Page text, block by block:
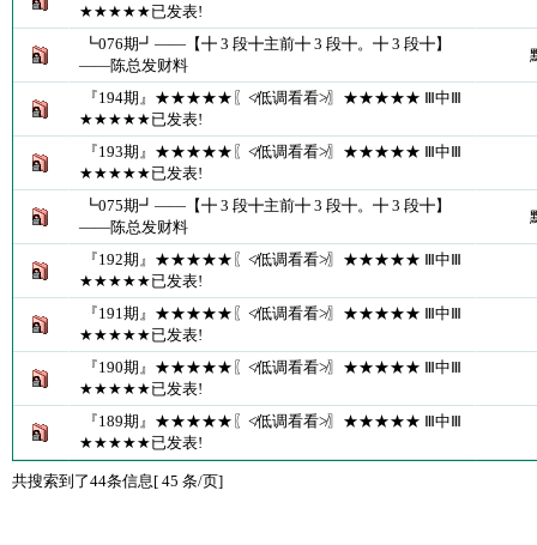
★★★★★已发表!
┗076期┛――【╋ 3 段╋主前╋ 3 段╋。╋ 3 段╋】
――陈总发财料
『194期』★★★★★〖≮低调看看≯〗★★★★★ Ⅲ中Ⅲ
★★★★★已发表!
『193期』★★★★★〖≮低调看看≯〗★★★★★ Ⅲ中Ⅲ
★★★★★已发表!
┗075期┛――【╋ 3 段╋主前╋ 3 段╋。╋ 3 段╋】
――陈总发财料
『192期』★★★★★〖≮低调看看≯〗★★★★★ Ⅲ中Ⅲ
★★★★★已发表!
『191期』★★★★★〖≮低调看看≯〗★★★★★ Ⅲ中Ⅲ
★★★★★已发表!
『190期』★★★★★〖≮低调看看≯〗★★★★★ Ⅲ中Ⅲ
★★★★★已发表!
『189期』★★★★★〖≮低调看看≯〗★★★★★ Ⅲ中Ⅲ
★★★★★已发表!
共搜索到了44条信息[ 45 条/页]